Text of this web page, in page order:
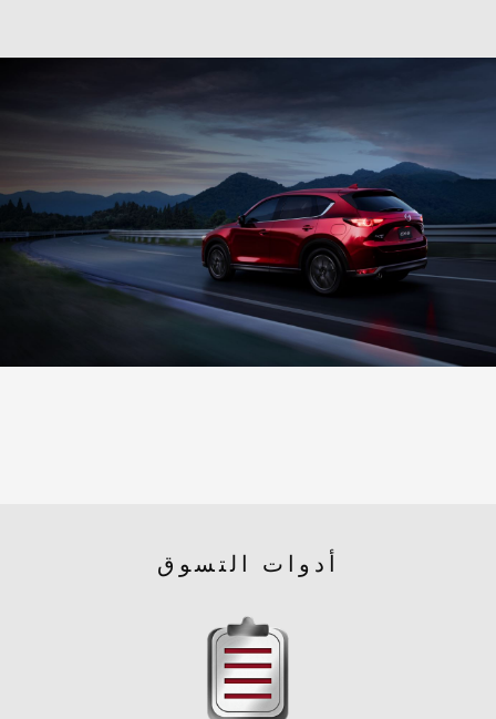
أدوات التسوق